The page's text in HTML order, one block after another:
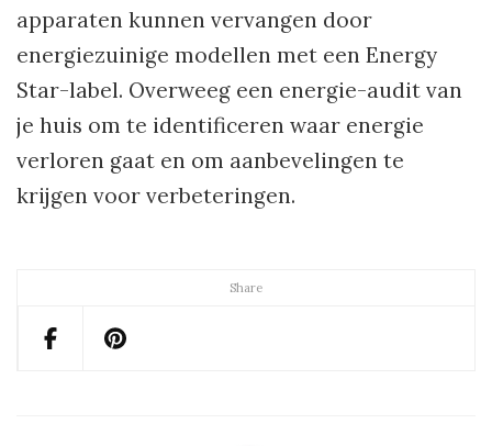
Share
apparaten kunnen vervangen door
energiezuinige modellen met een Energy
Star-label. Overweeg een energie-audit van
je huis om te identificeren waar energie
verloren gaat en om aanbevelingen te
krijgen voor verbeteringen.